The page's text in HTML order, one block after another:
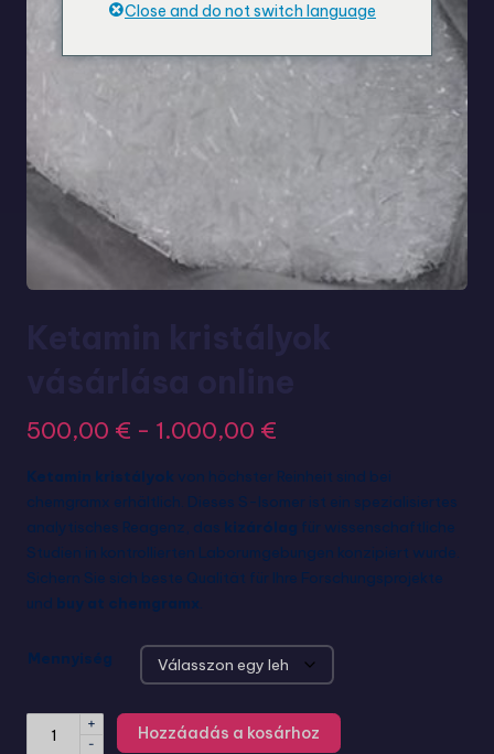
500,00 € - 1.000,00 €
Ketamin kristályok von höchster Reinheit sind bei
chemgramx erhältlich. Dieses S-Isomer ist ein spezialisiertes
analytisches Reagenz, das kizárólag für wissenschaftliche
Studien in kontrollierten Laborumgebungen konzipiert wurde.
Sichern Sie sich beste Qualität für Ihre Forschungsprojekte
und buy at chemgramx
Mennyiség
-
+
Hozzáadás a kosárhoz
Close and do not switch language